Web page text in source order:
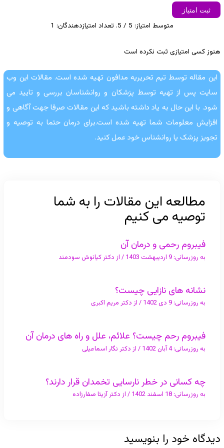
ثبت امتیاز
متوسط امتیاز: 5 / 5. تعداد امتیازدهندگان: 1
هنوز کسی امتیازی ثبت نکرده است
این مقاله توسط تیم تحریریه مدافون تهیه شده است. مقالات این وب
سایت پس از تهیه توسط پزشکان و روانشناسان بررسی و تایید می
شود. با این حال به یاد داشته باشید که این مقالات صرفا جهت آگاهی و
افزایش معلومات شما تهیه شده است.برای درمان حتما به توصیه و
تجویز پزشک یا روانشناس خود عمل کنید.
مطالعه این مقالات را به شما
توصیه می کنیم
فیبروم رحمی و درمان آن
به روزرسانی: 9 اردیبهشت 1403 / از دکتر کیانوش سودمند
نشانه های نازایی چیست؟
به روزرسانی: 9 دی 1402 / از دکتر مریم اکبری
فیبروم رحم چیست؟ علائم، علل و راه های درمان آن
به روزرسانی:4 آبان 1402 / از دکتر نگار اسماعیلی
چه کسانی در خطر نارسایی تخمدان قرار دارند؟
به روزرسانی: 18 اسفند 1402 / از دکتر آزیتا صفارزاده
دیدگاه‌ خود را بنویسید